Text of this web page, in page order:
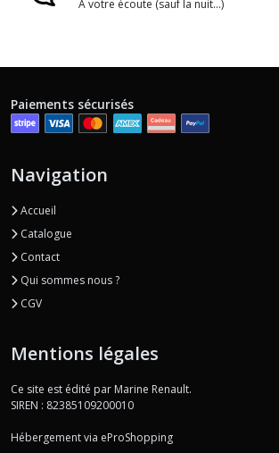
A votre écoute (sauf la nuit...)
Paiements sécurisés
Navigation
Accueil
Catalogue
Contact
Qui sommes nous ?
CGV
Mentions légales
Ce site est édité par Marine Renault.
SIREN : 82385109200010
Hébergement via eProShopping